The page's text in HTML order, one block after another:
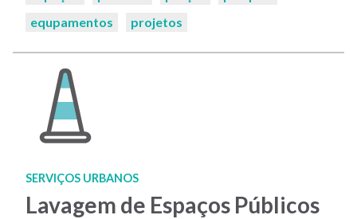
equpamentos
projetos
SERVIÇOS URBANOS
Lavagem de Espaços Públicos